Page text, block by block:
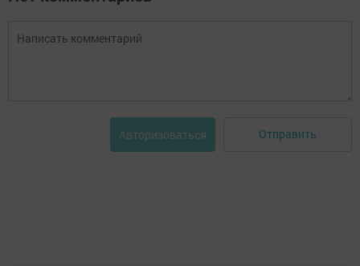
Авторизоваться Отправить